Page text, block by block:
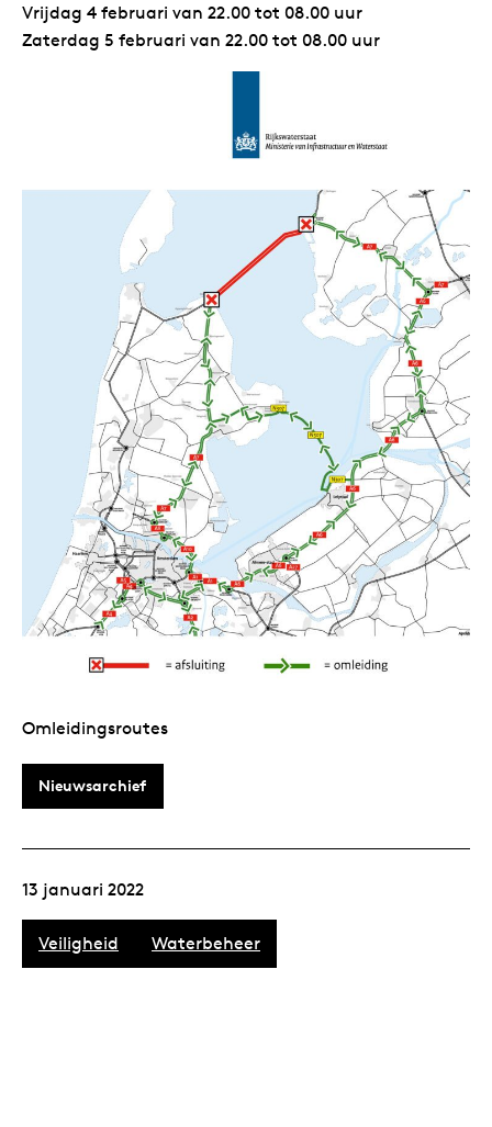
13 januari 2022
Veiligheid Waterbeheer
Vrijdag 4 februari van 22.00 tot 08.00 uur
Zaterdag 5 februari van 22.00 tot 08.00 uur
Omleidingsroutes
Nieuwsarchief